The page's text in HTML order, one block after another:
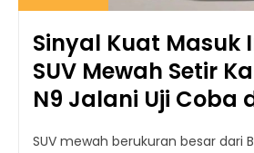
Sinyal Kuat Masuk
SUV Mewah Setir
N9 Jalani Uji Coba
SUV mewah berukuran besar dari